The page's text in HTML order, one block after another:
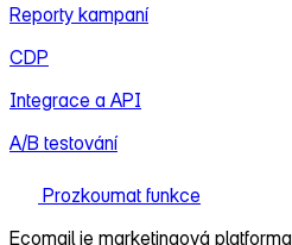
Reporty kampaní
CDP
Integrace a API
A/B testování
Prozkoumat funkce
Ecomail je marketingová platforma